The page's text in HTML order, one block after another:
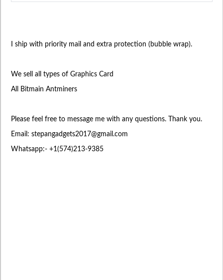
I ship with priority mail and extra protection (bubble wrap).
We sell all types of Graphics Card
All Bitmain Antminers
Please feel free to message me with any questions. Thank you.
Email: stepangadgets2017@gmail.com
Whatsapp:- +1(574)213-9385